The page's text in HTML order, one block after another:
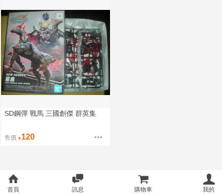
SD鋼彈 戰馬 三國創傑 群英集
售價 120
首頁 訊息 購物車 我的